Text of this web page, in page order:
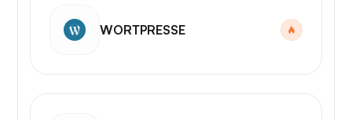
WORTPRESSE